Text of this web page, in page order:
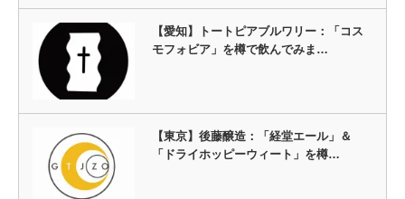
【愛知】トートピアブルワリー：「コス
モフォビア」を樽で飲んでみま…
【東京】後藤醸造：「経堂エール」＆
「ドライホッピーウィート」を樽…